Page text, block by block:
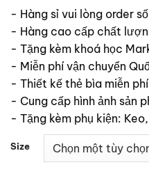
- Hàng sỉ vui lòng order
- Hàng cao cấp chất
- Tặng kèm khoá học
- Miễn phí vận chuyển
- Thiết kế thẻ bìa miễn phí
- Cung cấp hình ảnh sản
- Tặng kèm phụ kiện:
Size